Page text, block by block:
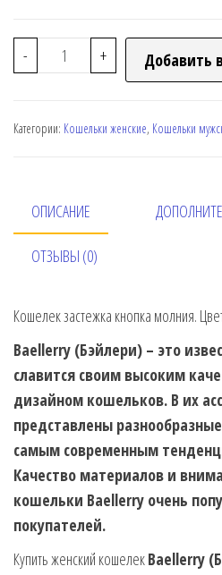
- + Добавить
Категории: Кошельки женские, Кошельки
ОПИСАНИЕ
ОТЗЫВЫ (0)
Кошелек застежка кнопка молния.
Baellerry (Бэйлери) – это
славится своим высоким
дизайном кошельков. В их
представлены
самым современным
Качество материалов и
кошельки Baellerry очень
покупателей.
Купить женский кошелекBaellerry